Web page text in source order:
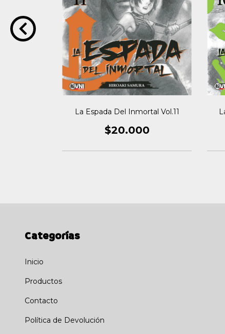
La Espada Del Inmortal Vol.11
$20.000
Categorías
Inicio
Productos
Contacto
Política de Devolución